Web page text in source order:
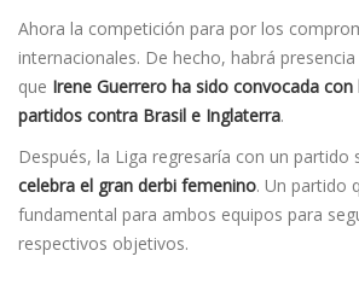
Ahora la competición para por los
internacionales. De hecho, habrá
que Irene Guerrero ha sido convocada
partidos contra Brasil e Inglaterra.
Después, la Liga regresaría con un partido
celebra el gran derbi femenino. Un partido
fundamental para ambos equipos para
respectivos objetivos.